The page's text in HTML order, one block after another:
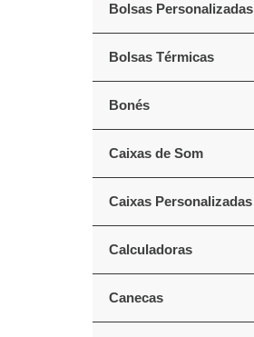
Bolsas Personalizadas
Bolsas Térmicas
Bonés
Caixas de Som
Caixas Personalizadas
Calculadoras
Canecas